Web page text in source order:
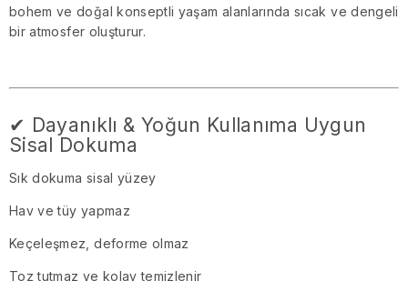
bohem ve doğal konseptli yaşam alanlarında sıcak ve dengeli
bir atmosfer oluşturur.
✔ Dayanıklı & Yoğun Kullanıma Uygun
Sisal Dokuma
Sık dokuma sisal yüzey
Hav ve tüy yapmaz
Keçeleşmez, deforme olmaz
Toz tutmaz ve kolay temizlenir